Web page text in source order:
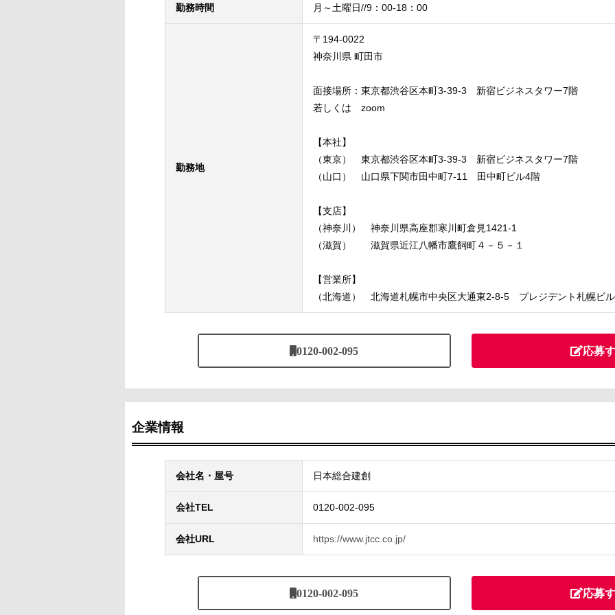
勤務時間 月～土曜日//9：00-18：00
勤務地
〒194-0022
神奈川県 町田市
面接場所：東京都渋谷区本町3-39-3 新宿ビジネスタワー7階
若しくは zoom
【本社】
（東京） 東京都渋谷区本町3-39-3 新宿ビジネスタワー7階
（山口） 山口県下関市田中町7-11 田中町ビル4階
【支店】
（神奈川） 神奈川県高座郡寒川町倉見1421-1
（滋賀） 滋賀県近江八幡市鷹飼町４－５－１
【営業所】
（北海道） 北海道札幌市中央区大通東2-8-5 プレジデント札幌ビ
0120-002-095 応募
企業情報
会社名・屋号 日本総合建創
会社TEL 0120-002-095
会社URL https://www.jtcc.co.jp/
0120-002-095 応募